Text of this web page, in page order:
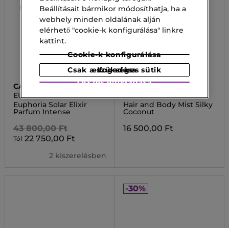
CALVIN KLEIN
EUPHORIA COLLECTION
Euphoria Solar Elixir
Parfum Intense
43 800,00 Ft
Tól 22 750,00 Ft
2 kiszerelésben
CK PERFUME MIST
Hair and Body Mist Silky
Coconut
16 500,00 Ft
-30%
Beállításait bármikor módosíthatja, ha a
webhely minden oldalának alján
elérhető "cookie-k konfigurálása" linkre
kattint.
Cookie-k konfigurálása
Csak a szükséges sütik elfogadása
Összes elfogadása